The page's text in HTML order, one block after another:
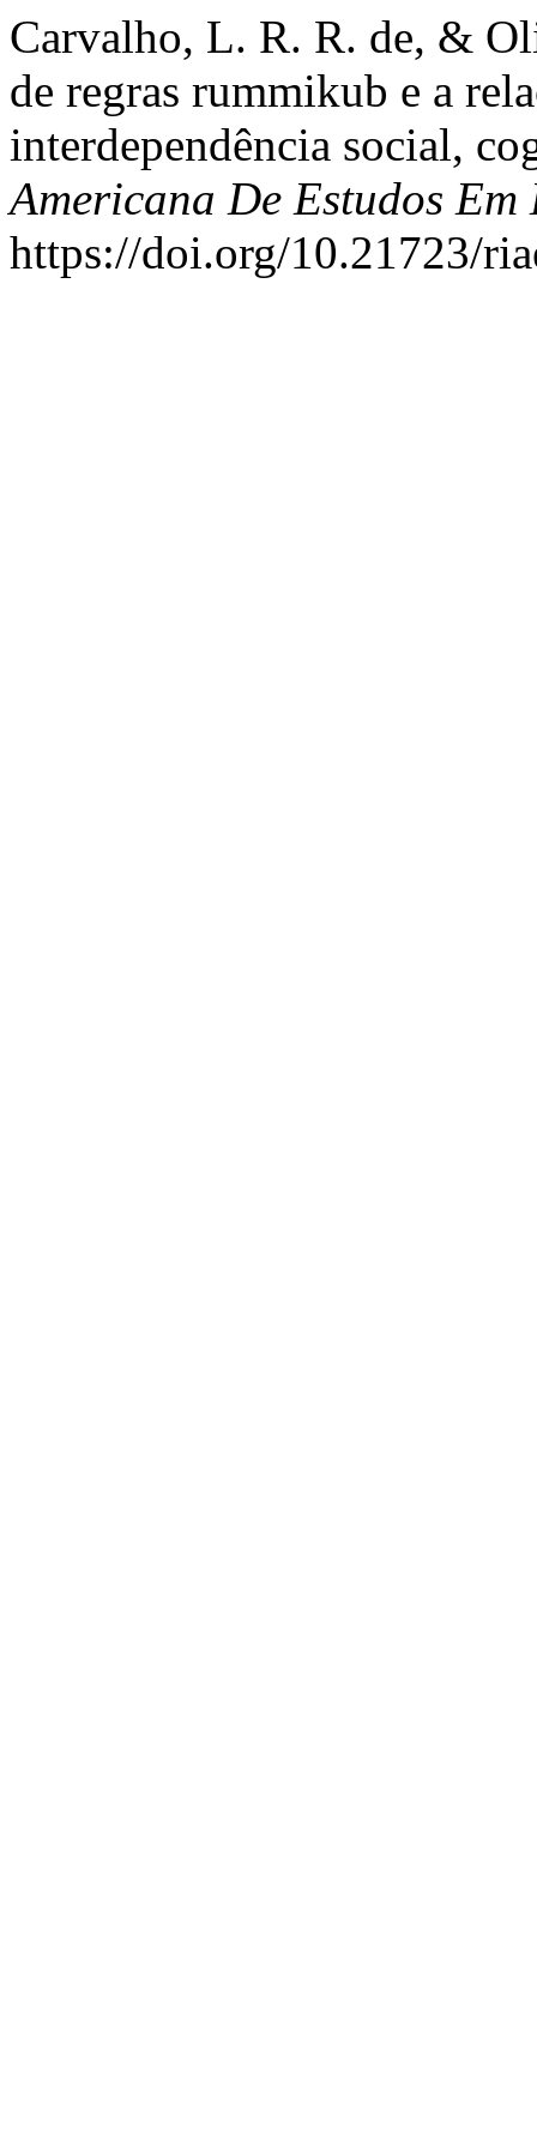
Carvalho, L. R. R. de, &
de regras rummikub e a
interdependência social,
Americana De Estudos Em
https://doi.org/10.21723/